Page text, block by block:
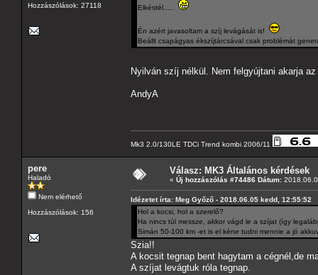
Hozzászólások: 27118
Elkéstél.....
Én azért javasoltam a szíj levágását is!
Beállt csapágyas ékszíjtárcsával csak problémát
Nyilván szíj nélkül. Nem felgyújtani akarja
AndyA
Mk3 2.0/130LE TDCi Trend kombi 2006/11
pere
Haladó
Nem elérhető
Hozzászólások: 156
Válasz: MK3 Általános kérdések
« Új hozzászólás #74486 Dátum:
Idézetet írta: Meg Győző - 2018.06.05 kedd, 12:55:52
Hol a kocsi, hol a szerelő?
Ha nincs túl messze, akkor vágd le a szíjat (így
Simán 50-100 km -et is el kéne tudni mennie a jó
Szia!!
A kocsit tegnap bent hagytam a cégnél,de
A szíjat levágtuk róla tegnap.